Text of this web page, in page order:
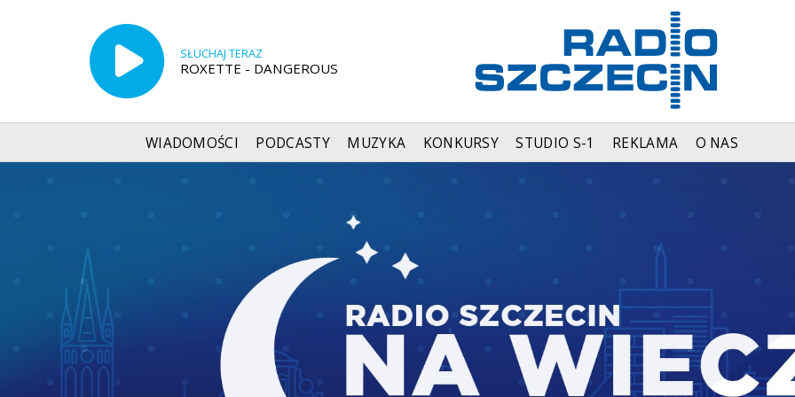
SŁUCHAJ TERAZ
ROXETTE - DANGEROUS
WIADOMOŚCI PODCASTY MUZYKA KONKURSY STUDIO S-1 REKLAMA O NAS